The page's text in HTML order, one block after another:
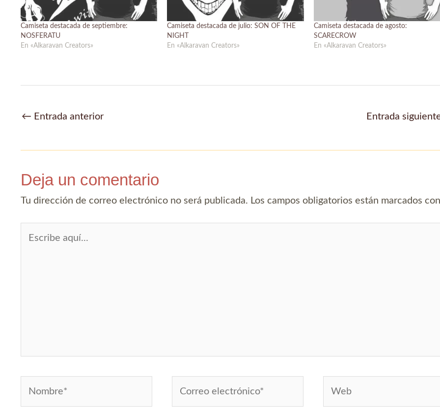
Camiseta destacada de septiembre:
NOSFERATU
En «Alkaravan Creators»
Camiseta destacada de julio: SON OF THE
NIGHT
En «Alkaravan Creators»
Camiseta destacada de agosto:
SCARECROW
En «Alkaravan Creators»
Navegación
← Entrada anterior Entrada
Deja un comentario
Tu dirección de correo electrónico no será publicada. Los campos obligatorios están marcados
aquí...
electrónico*